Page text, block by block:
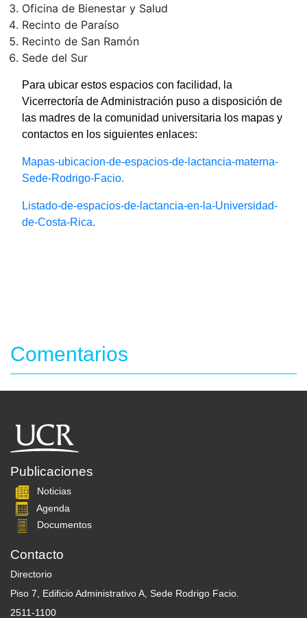
Oficina de Bienestar y Salud
Recinto de Paraíso
Recinto de San Ramón
Sede del Sur
Para ubicar estos espacios con facilidad, la
Vicerrectoría de Administración puso a disposición de
las madres de la comunidad universitaria los mapas y
contactos en los siguientes enlaces:
Mapas-ubicacion-de-espacios-de-lactancia-materna-
Sede-Rodrigo-Facio.
Listado-de-espacios-de-lactancia-en-la-Universidad-
de-Costa-Rica.
Comentarios
Publicaciones
Noticias
Agenda
Documentos
Contacto
Directorio
Piso 7, Edificio Administrativo A, Sede Rodrigo Facio.
2511-1100